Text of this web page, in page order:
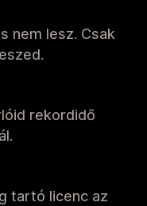
nem lesz. Csak
rekordidő
tartó licenc az